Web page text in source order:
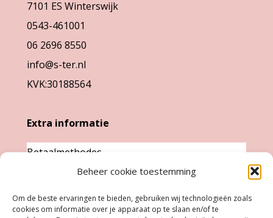
Beheer cookie toestemming
Om de beste ervaringen te bieden, gebruiken wij technologieën zoals
cookies om informatie over je apparaat op te slaan en/of te
7101 ES Winterswijk
0543-461001
06 2696 8550
info@s-ter.nl
KVK:30188564
Extra informatie
Betaalmethodes
Garantie & klachten
verzendkosten